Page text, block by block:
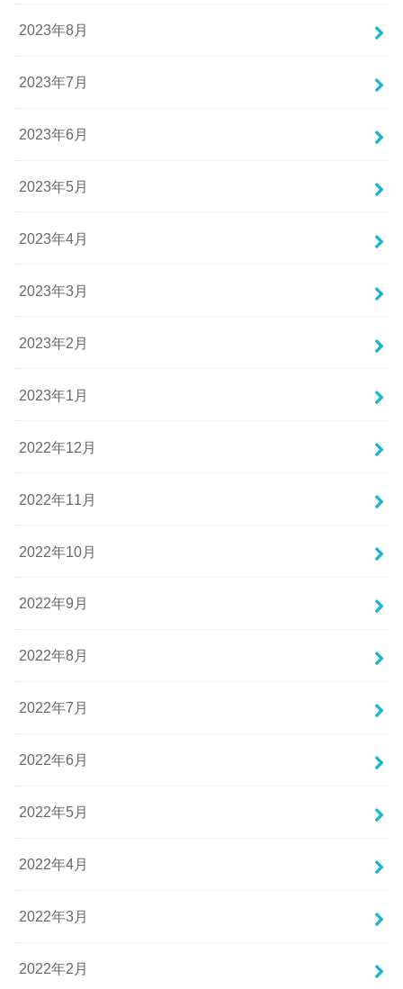
2023年8月
2023年7月
2023年6月
2023年5月
2023年4月
2023年3月
2023年2月
2023年1月
2022年12月
2022年11月
2022年10月
2022年9月
2022年8月
2022年7月
2022年6月
2022年5月
2022年4月
2022年3月
2022年2月